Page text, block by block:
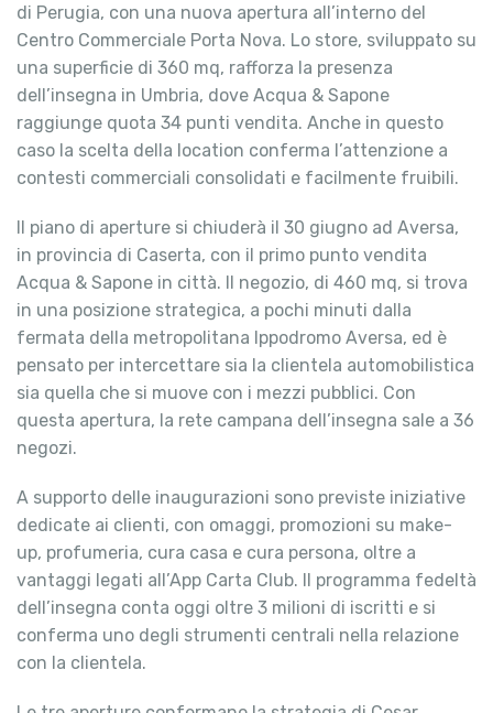
di Perugia, con una nuova apertura all’interno del
Centro Commerciale Porta Nova. Lo store, sviluppato su
una superficie di 360 mq, rafforza la presenza
dell’insegna in Umbria, dove Acqua & Sapone
raggiunge quota 34 punti vendita. Anche in questo
caso la scelta della location conferma l’attenzione a
contesti commerciali consolidati e facilmente fruibili.
Il piano di aperture si chiuderà il 30 giugno ad Aversa,
in provincia di Caserta, con il primo punto vendita
Acqua & Sapone in città. Il negozio, di 460 mq, si trova
in una posizione strategica, a pochi minuti dalla
fermata della metropolitana Ippodromo Aversa, ed è
pensato per intercettare sia la clientela automobilistica
sia quella che si muove con i mezzi pubblici. Con
questa apertura, la rete campana dell’insegna sale a 36
negozi.
A supporto delle inaugurazioni sono previste iniziative
dedicate ai clienti, con omaggi, promozioni su make-
up, profumeria, cura casa e cura persona, oltre a
vantaggi legati all’App Carta Club. Il programma fedeltà
dell’insegna conta oggi oltre 3 milioni di iscritti e si
conferma uno degli strumenti centrali nella relazione
con la clientela.